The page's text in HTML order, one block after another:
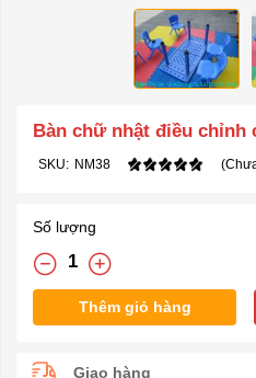
Bàn chữ nhật điều chỉnh
SKU: NM38
Số lượng
Thêm giỏ hàng
Giao hàng